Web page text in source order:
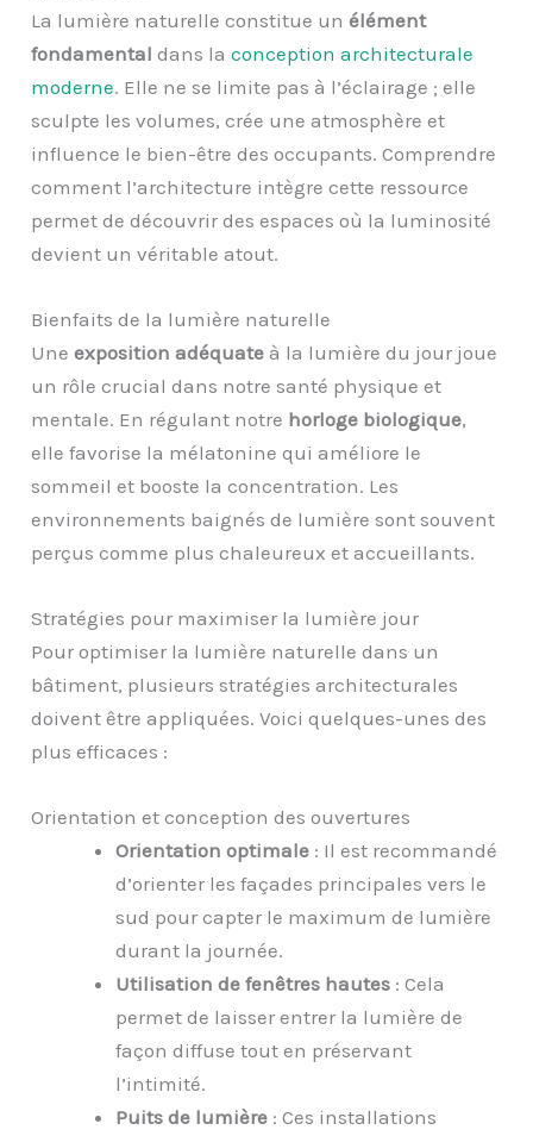
La lumière naturelle constitue unélément
fondamental dans laconception architecturale
moderne. Elle ne se limite pas à l’éclairage ; elle
sculpte les volumes, crée une atmosphère et
influence le bien-être des occupants. Comprendre
comment l’architecture intègre cette ressource
permet de découvrir des espaces où la luminosité
devient un véritable atout.
Bienfaits de la lumière naturelle
Uneexposition adéquate à la lumière du jour joue
un rôle crucial dans notre santé physique et
mentale. En régulant notre horloge biologique,
elle favorise la mélatonine qui améliore le
sommeil et booste la concentration. Les
environnements baignés de lumière sont souvent
perçus comme plus chaleureux et accueillants.
Stratégies pour maximiser la lumière jour
Pour optimiser la lumière naturelle dans un
bâtiment, plusieurs stratégies architecturales
doivent être appliquées. Voici quelques-unes des
plus efficaces :
Orientation et conception des ouvertures
Orientation optimale : Il est recommandé
d’orienter les façades principales vers le
sud pour capter le maximum de lumière
durant la journée.
Utilisation de fenêtres hautes : Cela
permet de laisser entrer la lumière de
façon diffuse tout en préservant
l’intimité.
Puits de lumière : Ces installations